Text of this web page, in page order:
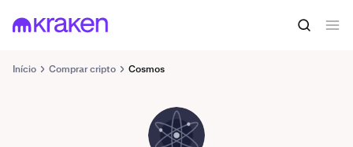
Início Comprar cripto Cosmos
ATOM